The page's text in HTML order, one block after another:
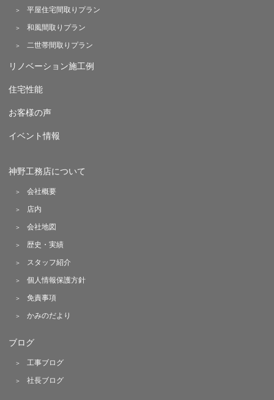
平屋住宅間取りプラン
和風間取りプラン
二世帯間取りプラン
リノベーション施工例
住宅性能
お客様の声
イベント情報
神野工務店について
会社概要
店内
会社地図
歴史・実績
スタッフ紹介
個人情報保護方針
免責事項
かみのだより
ブログ
工事ブログ
社長ブログ